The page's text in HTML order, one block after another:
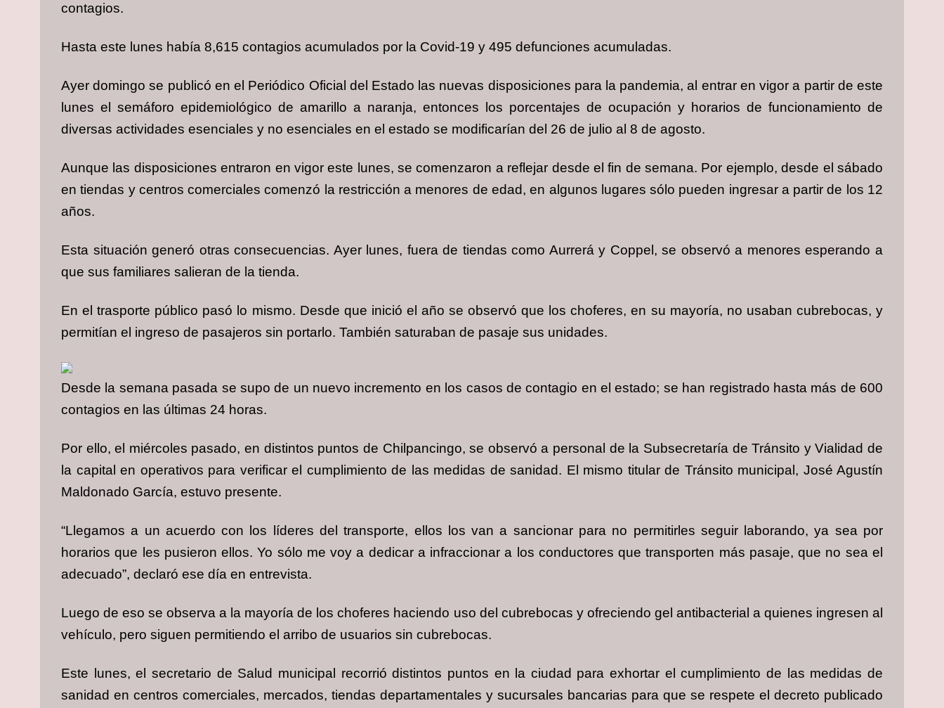
contagios.
Hasta este lunes había 8,615 contagios acumulados por la Covid-19 y 495 defunciones acumuladas.
Ayer domingo se publicó en el Periódico Oficial del Estado las nuevas disposiciones para la pandemia, al entrar en vigor a partir de este
lunes el semáforo epidemiológico de amarillo a naranja, entonces los porcentajes de ocupación y horarios de funcionamiento de
diversas actividades esenciales y no esenciales en el estado se modificarían del 26 de julio al 8 de agosto.
Aunque las disposiciones entraron en vigor este lunes, se comenzaron a reflejar desde el fin de semana. Por ejemplo, desde el sábado
en tiendas y centros comerciales comenzó la restricción a menores de edad, en algunos lugares sólo pueden ingresar a partir de los 12
años.
Esta situación generó otras consecuencias. Ayer lunes, fuera de tiendas como Aurrerá y Coppel, se observó a menores esperando a
que sus familiares salieran de la tienda.
En el trasporte público pasó lo mismo. Desde que inició el año se observó que los choferes, en su mayoría, no usaban cubrebocas, y
permitían el ingreso de pasajeros sin portarlo. También saturaban de pasaje sus unidades.
Desde la semana pasada se supo de un nuevo incremento en los casos de contagio en el estado; se han registrado hasta más de 600
contagios en las últimas 24 horas.
Por ello, el miércoles pasado, en distintos puntos de Chilpancingo, se observó a personal de la Subsecretaría de Tránsito y Vialidad de
la capital en operativos para verificar el cumplimiento de las medidas de sanidad. El mismo titular de Tránsito municipal, José Agustín
Maldonado García, estuvo presente.
“Llegamos a un acuerdo con los líderes del transporte, ellos los van a sancionar para no permitirles seguir laborando, ya sea por
horarios que les pusieron ellos. Yo sólo me voy a dedicar a infraccionar a los conductores que transporten más pasaje, que no sea el
adecuado”, declaró ese día en entrevista.
Luego de eso se observa a la mayoría de los choferes haciendo uso del cubrebocas y ofreciendo gel antibacterial a quienes ingresen al
vehículo, pero siguen permitiendo el arribo de usuarios sin cubrebocas.
Este lunes, el secretario de Salud municipal recorrió distintos puntos en la ciudad para exhortar el cumplimiento de las medidas de
sanidad en centros comerciales, mercados, tiendas departamentales y sucursales bancarias para que se respete el decreto publicado